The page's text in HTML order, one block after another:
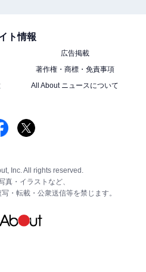
ト情報
広告掲載
著作権・商標・免責事項
All About ニュースについて
Inc. All rights reserved.
真・イラストなど、
・転載・公衆送信等を禁じます。